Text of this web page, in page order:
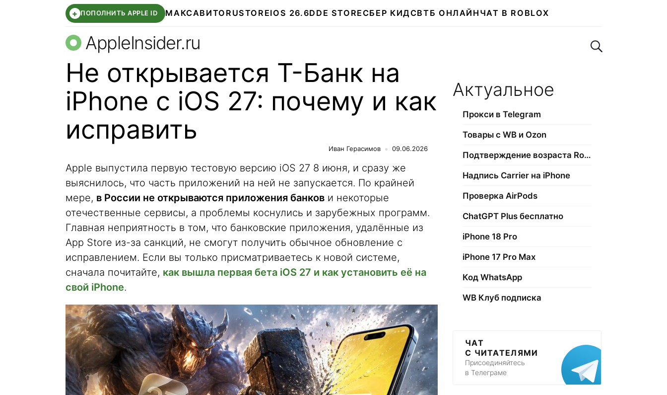
+ ПОПОЛНИТЬ APPLE ID МАКСАВИТО RUSTOREIOS 26.6DDE STORE СБЕР КИДСВТБ ОНЛАЙН ЧАТ В ROBLOX
AppleInsider.ru Поиск по сайту
Не открывается Т-Банк на
iPhone с iOS 27: почему и как
исправить
Иван Герасимов 09.06.2026
Apple выпустила первую тестовую версию iOS 27 8 июня, и сразу же
выяснилось, что часть приложений на ней не запускается. По крайней
мере, в России не открываются приложения банков и некоторые
отечественные сервисы, а проблемы коснулись и зарубежных программ.
Главная неприятность в том, что банковские приложения, удалённые из
App Store из-за санкций, не смогут получить обычное обновление с
исправлением. Если вы только присматриваетесь к новой системе,
сначала почитайте, как вышла первая бета iOS 27 и как установить её на
свой iPhone.
Актуальное
Прокси в Telegram
Товары с WB и Ozon
Подтверждение возраста Roblox
Надпись Carrier на iPhone
Проверка AirPods
ChatGPT Plus бесплатно
iPhone 18 Pro
iPhone 17 Pro Max
Код WhatsApp
WB Клуб подписка
ЧАТ
С ЧИТАТЕЛЯМИ
Присоединяйтесь
в Телеграме